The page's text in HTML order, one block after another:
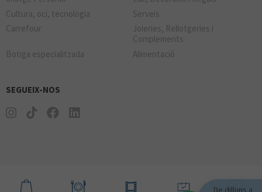
Cultura, oci, tecnologia
Serveis
Carrefour
Joieries, Rellotgeries i
Complements
Botiga especialitzada
Alimentació
SEGUEIX-NOS
De dilluns a